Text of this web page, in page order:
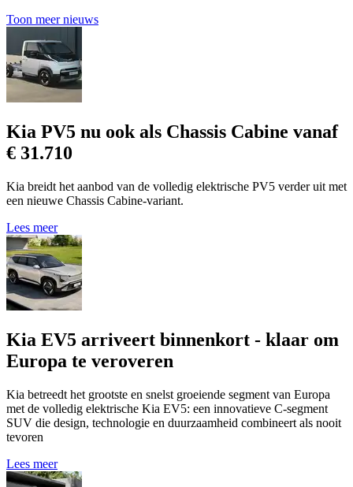
Toon meer nieuws
Kia PV5 nu ook als Chassis Cabine vanaf
€ 31.710
Kia breidt het aanbod van de volledig elektrische PV5 verder uit met
een nieuwe Chassis Cabine-variant.
Lees meer
Kia EV5 arriveert binnenkort - klaar om
Europa te veroveren
Kia betreedt het grootste en snelst groeiende segment van Europa
met de volledig elektrische Kia EV5: een innovatieve C-segment
SUV die design, technologie en duurzaamheid combineert als nooit
tevoren
Lees meer